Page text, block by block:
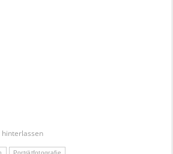
Porträtfotografie